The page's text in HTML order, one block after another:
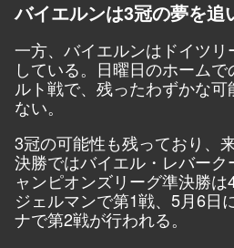
バイエルンは3冠の夢を追
一方、バイエルンはドイツ
している。日曜日のホーム
ルト戦で、残ったわずかな
ない。
3冠の可能性も残っており、
決勝ではバイエル・レバー
ャンピオンズリーグ準決勝
ジェルマンで第1戦、5月6日
ナで第2戦が行われる。